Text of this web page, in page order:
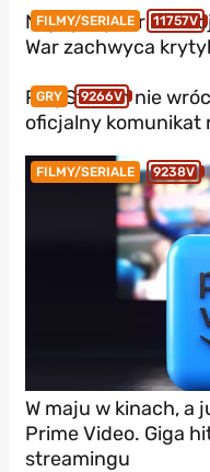
FILMY/SERIALE 11757V
Najlepszy thriller
War zachwyca
GRY 9266V
PlayStation nie
oficjalny komunikat
FILMY/SERIALE 9238V
W maju w kinach, a
Prime Video. Giga
streamingu